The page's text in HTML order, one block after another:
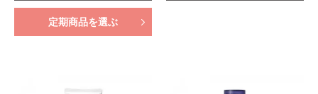
定期商品を選ぶ